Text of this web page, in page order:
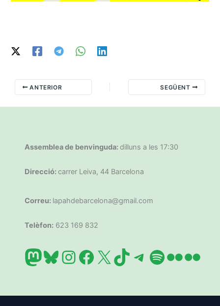
ANTERIOR SEGÜENT
Assemblea de benvinguda: dilluns a les 17:30
Direcció: carrer Leiva, 44 Barcelona
Correu: lapahdebarcelona@gmail.com
Telèfon: 623 169 832
Mastodon
Bluesky
Instagram
Facebook
X TikTok
Telegram
Spotify
Flickr